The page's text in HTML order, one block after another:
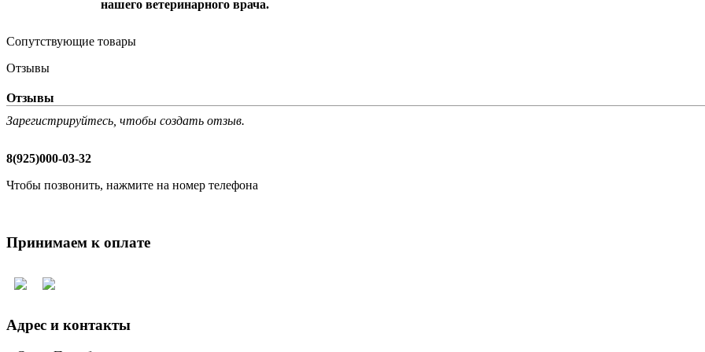
нашего ветеринарного врача.
Сопутствующие товары
Отзывы
Отзывы
Зарегистрируйтесь, чтобы создать отзыв.
8(925)000-03-32
Чтобы позвонить, нажмите на номер телефона
Принимаем к оплате
Адрес и контакты